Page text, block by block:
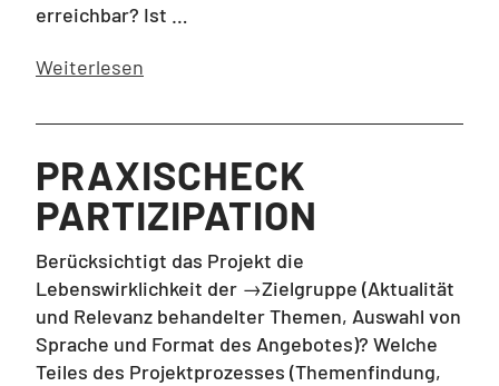
erreichbar? Ist …
Weiterlesen
PRAXISCHECK
PARTIZIPATION
Berücksichtigt das Projekt die
Lebenswirklichkeit der →Zielgruppe (Aktualität
und Relevanz behandelter Themen, Auswahl von
Sprache und Format des Angebotes)? Welche
Teiles des Projektprozesses (Themenfindung,